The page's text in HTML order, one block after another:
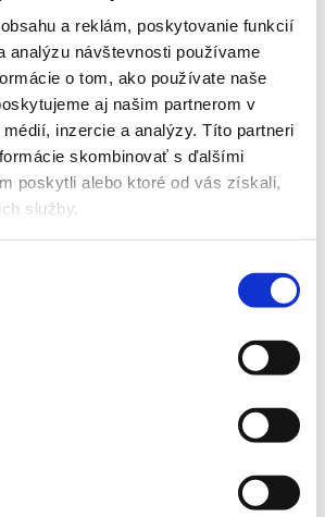
a reklám, poskytovanie funkcií
analýzu návštevnosti používame
o tom, ako používate naše
aj našim partnerom v
inzercie a analýzy. Títo partneri
skombinovať s ďalšími
poskytli alebo ktoré od vás získali,
služby.
prúteného koša je neobmedzené. Vďaka
nenahraditeľný pri nákupe, alebo pikniku.
a alkoholom, ale nielen to! Funguje